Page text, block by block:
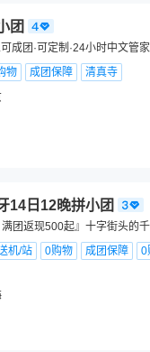
团
成团·可定制·24小时中文管家
物 成团保障
清真寺
14日12晚拼小团
满团返现500起』十字街头的
机/站 0购物 成团保障 0